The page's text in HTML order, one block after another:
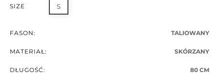
SIZE S
FASON: TALIOWANY
MATERIAŁ: SKÓRZANY
DŁUGOŚĆ: 80 CM